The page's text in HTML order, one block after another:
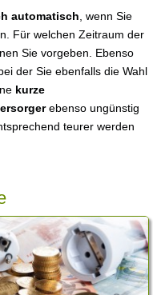
automatisch , wenn Sie
Für welchen Zeitraum der
Sie vorgeben. Ebenso
der Sie ebenfalls die Wahl
kurze
ebenso ungünstig
teurer werden